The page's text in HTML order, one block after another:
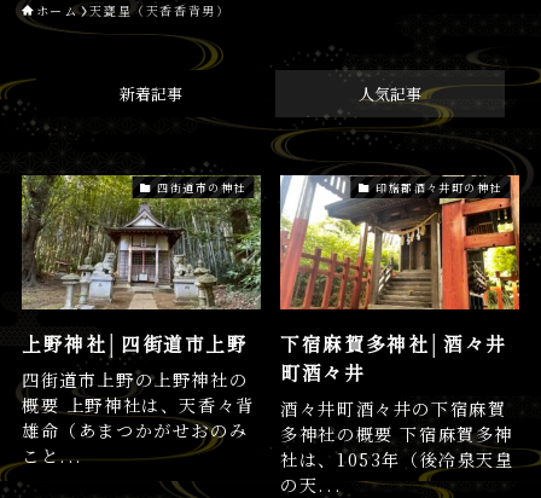
ホーム 天甕星（天香香背男）
新着記事 人気記事
四街道市の神社
上野神社│四街道市上野
四街道市上野の上野神社の
概要 上野神社は、天香々背
雄命（あまつかがせおのみ
こと...
印旛郡酒々井町の神社
下宿麻賀多神社│酒々井
町酒々井
酒々井町酒々井の下宿麻賀
多神社の概要 下宿麻賀多神
社は、1053年（後冷泉天皇
の天...